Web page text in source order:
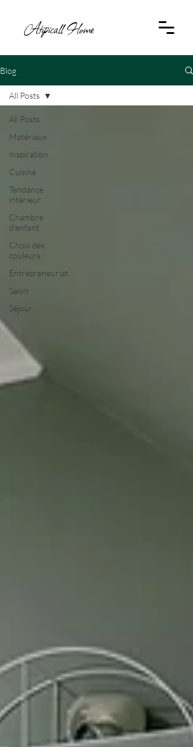
Atipicall Home
Blog
All Posts
Matériaux
Inspiration
Cuisine
Tendance
intérieur
Chambre
d’enfant
Choix des
couleurs
Entrepreneuriat
Salon
Séjour
All Posts